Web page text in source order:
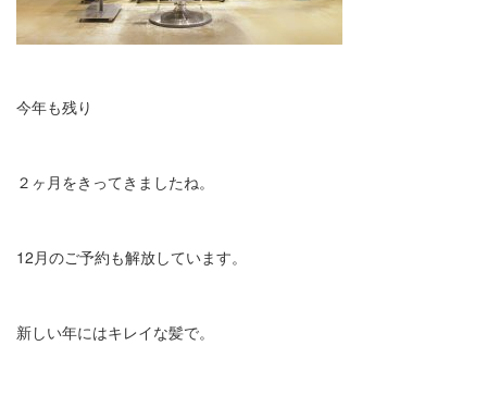
今年も残り
２ヶ月をきってきましたね。
12月のご予約も解放しています。
新しい年にはキレイな髪で。